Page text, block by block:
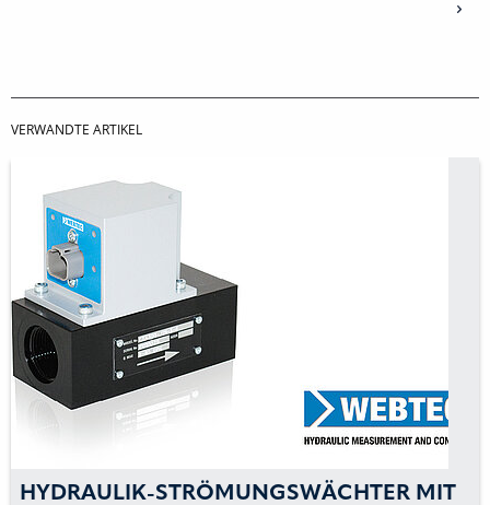
VERWANDTE ARTIKEL
HYDRAULIK-STRÖMUNGSWÄCHTER MIT